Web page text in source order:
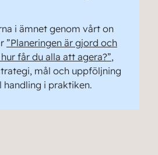
i ämnet genom vårt on
”Planeringen är gjord och
får du alla att agera?”,
mål och uppföljning
handling i praktiken.